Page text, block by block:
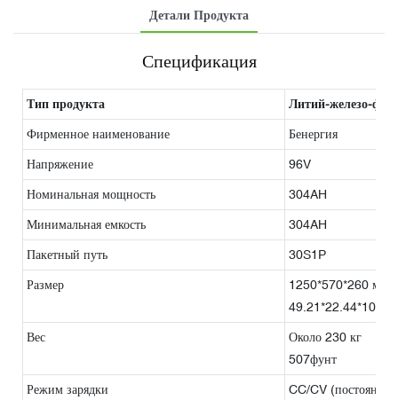
Детали Продукта
Спецификация
Тип продукта Литий-железо-
Фирменное наименование Бенергия
Напряжение 96V
Номинальная мощность 304AH
Минимальная емкость 304AH
Пакетный путь 30S1P
Размер
1250*570*260 мм
Вес
Около 230 кг
507фунт
Режим зарядки CC/CV